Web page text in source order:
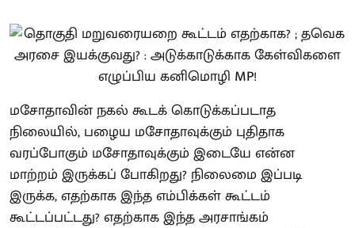
மசோதாவின் நகல் கூடக் கொடுக்கப்படாத
நிலையில், பழைய மசோதாவுக்கும் புதிதாக
வரப்போகும் மசோதாவுக்கும் இடையே என்ன
மாற்றம் இருக்கப் போகிறது? நிலைமை இப்படி
இருக்க, எதற்காக இந்த எம்பிக்கள் கூட்டம்
கூட்டப்பட்டது? எதற்காக இந்த அரசாங்கம்